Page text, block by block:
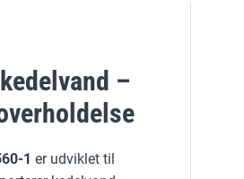
–
1 er udviklet til